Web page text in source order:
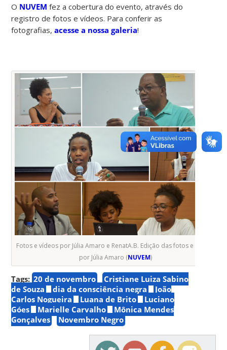
O NUVEM fez a cobertura do evento, através do
registro de fotos e vídeos. Para conferir as
fotografias,acesse a nossa galeria!
Fotos e vídeos por Júlia Amaro e RenatA.B. Edição das fotos e vídeos
por Júlia Amaro (NUVEM)
Tags: 20 de novembro
Cristiane Luiza Sabino
de Souza
dia da consciência negra
João
Carlos Nogueira
Luana de Brito
Luciano
Góes
Marielle Carvalho
Mônica Mendes
Gonçalves
Novembro Negro